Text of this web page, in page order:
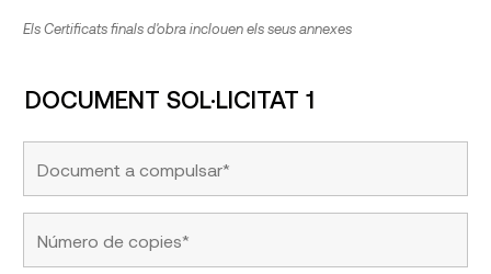
Els Certificats finals d'obra inclouen els seus annexes
DOCUMENT SOL·LICITAT 1